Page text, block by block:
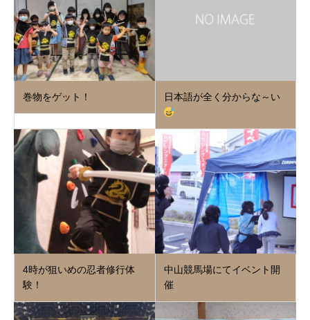
巻物をゲット！ 日本語が全く分からな～い
4時が狙いめの忍者修行体
験！
中山競馬場にてイベント開
催